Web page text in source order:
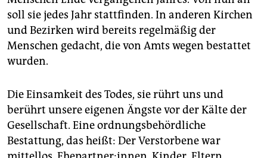
soll sie jedes Jahr stattfinden. In anderen Kirchen
und Bezirken wird bereits regelmäßig der
Menschen gedacht, die von Amts wegen bestattet
wurden.
Die Einsamkeit des Todes, sie rührt uns und
berührt unsere eigenen Ängste vor der Kälte der
Gesellschaft. Eine ordnungsbehördliche
Bestattung, das heißt: Der Verstorbene war